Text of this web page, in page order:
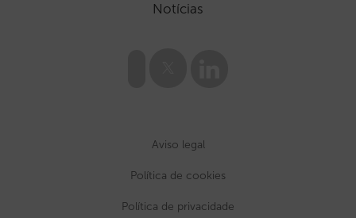
Notícias
Aviso legal
Política de cookies
Política de privacidade